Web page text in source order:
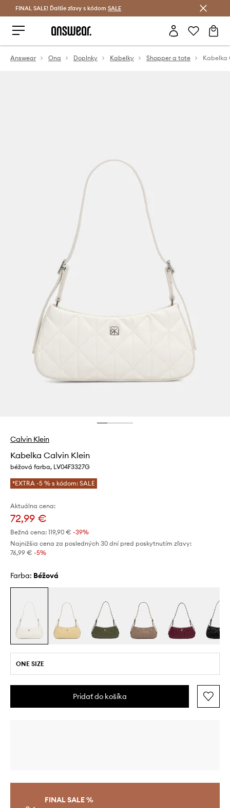
Šetrite s Answear Club >
FINAL SALE! Ďalšie zľavy s kódom SALE
Answear Ona Doplnky Kabelky Shopper a tote Kabelka
Calvin Klein
Kabelka Calvin Klein
béžová farba, LV04F3327G
*EXTRA -5 % s kódom: SALE
Aktuálna cena:
72,99 €
Bežná cena: 119,90 € -39%
Najnižšia cena za posledných 30 dní pred poskytnutím zľavy:
76,99 € -5%
Farba: béžová
ONE SIZE
Pridať do košíka
FINAL SALE %